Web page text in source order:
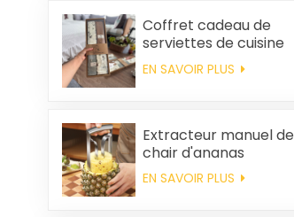
Coffret cadeau de
serviettes de cuisine
carrées et chiffons en
coton personnalisés,
ménager
EN SAVOIR PLUS
Extracteur manuel de
chair d'ananas
EN SAVOIR PLUS